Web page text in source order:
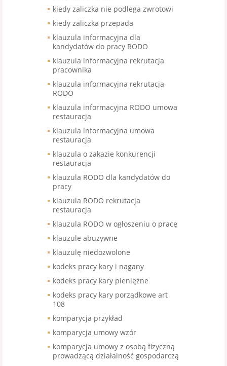
kiedy zaliczka nie podlega zwrotowi
kiedy zaliczka przepada
klauzula informacyjna dla
kandydatów do pracy RODO
klauzula informacyjna rekrutacja
pracownika
klauzula informacyjna rekrutacja
RODO
klauzula informacyjna RODO umowa
restauracja
klauzula informacyjna umowa
restauracja
klauzula o zakazie konkurencji
restauracja
klauzula RODO dla kandydatów do
pracy
klauzula RODO rekrutacja
restauracja
klauzula RODO w ogłoszeniu o pracę
klauzule abuzywne
klauzulę niedozwolone
kodeks pracy kary i nagany
kodeks pracy kary pieniężne
kodeks pracy kary porządkowe art
108
komparycja przykład
komparycja umowy wzór
komparycja umowy z osobą fizyczną
prowadzącą działalność gospodarczą